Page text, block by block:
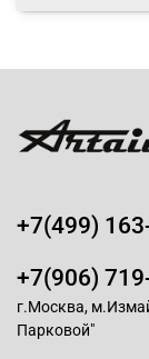
+7(499)
+7(906)
г.Москва,
Парковой"